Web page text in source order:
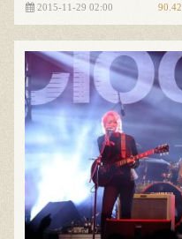
2015-11-29 02:00 90.42